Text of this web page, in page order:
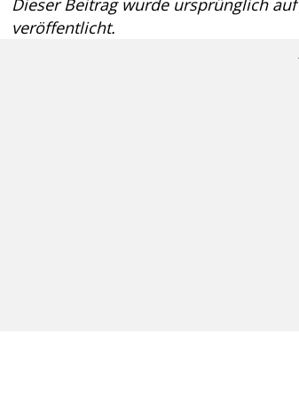
veröffentlicht.